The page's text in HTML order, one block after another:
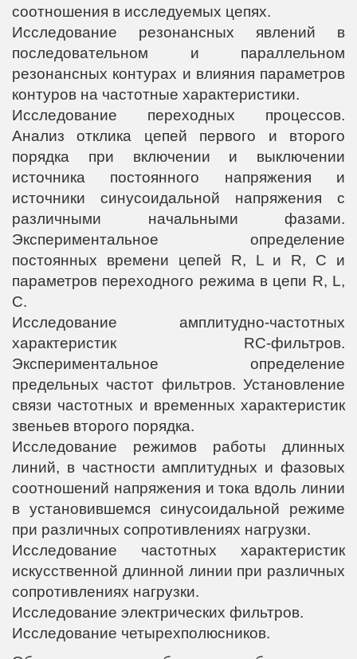
соотношения в исследуемых цепях.
Исследование резонансных явлений в
последовательном и параллельном
резонансных контурах и влияния параметров
контуров на частотные характеристики.
Исследование переходных процессов.
Анализ отклика цепей первого и второго
порядка при включении и выключении
источника постоянного напряжения и
источники синусоидальной напряжения с
различными начальными фазами.
Экспериментальное определение
постоянных времени цепей R, L и R, C и
параметров переходного режима в цепи R, L,
C.
Исследование амплитудно-частотных
характеристик RC-фильтров.
Экспериментальное определение
предельных частот фильтров. Установление
связи частотных и временных характеристик
звеньев второго порядка.
Исследование режимов работы длинных
линий, в частности амплитудных и фазовых
соотношений напряжения и тока вдоль линии
в установившемся синусоидальной режиме
при различных сопротивлениях нагрузки.
Исследование частотных характеристик
искусственной длинной линии при различных
сопротивлениях нагрузки.
Исследование электрических фильтров.
Исследование четырехполюсников.